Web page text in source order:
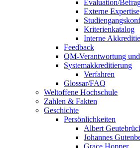
Evaluation/
Externe Expertise
Kriterienkatalog
Interne
Feedback
QM-Verantwortung
Systemakkreditierung
Verfahren
Glossar/FAQ
Weltoffene Hochschule
Zahlen & Fakten
Geschichte
Persönlichkeiten
Albert
Johannes
Grace Hopper